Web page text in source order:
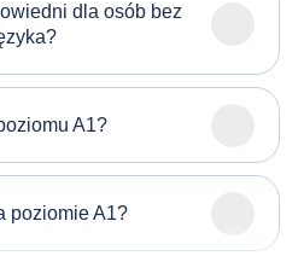
dla osób bez
A1?
poziomie A1?